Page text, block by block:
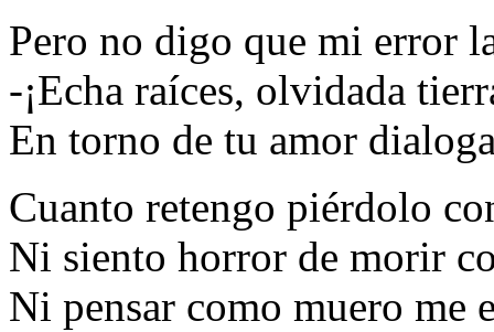
Pero no digo que mi error
-¡Echa raíces, olvidada
En torno de tu amor
Cuanto retengo piérdolo
Ni siento horror de morir
Ni pensar como muero me